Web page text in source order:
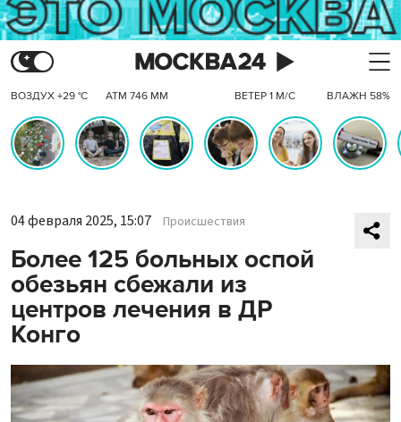
ВОЗДУХ +29 °C АТМ 746 ММ ВЕТЕР 1 М/С ВЛАЖН 58%
04 февраля 2025, 15:07 Происшествия
Более 125 больных оспой
обезьян сбежали из
центров лечения в ДР
Конго